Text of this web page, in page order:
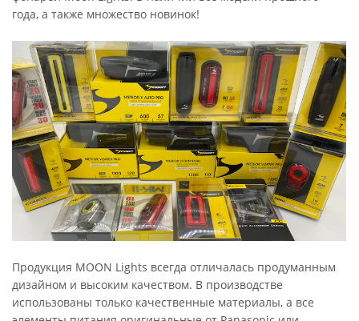
года, а также множество новинок!
Продукция MOON Lights всегда отличалась продуманным
дизайном и высоким качеством. В производстве
использованы только качественные материалы, а все